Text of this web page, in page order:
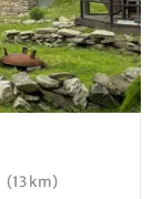
(13 km)